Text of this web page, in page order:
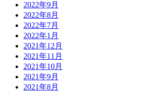
2022年9月
2022年8月
2022年7月
2022年1月
2021年12月
2021年11月
2021年10月
2021年9月
2021年8月